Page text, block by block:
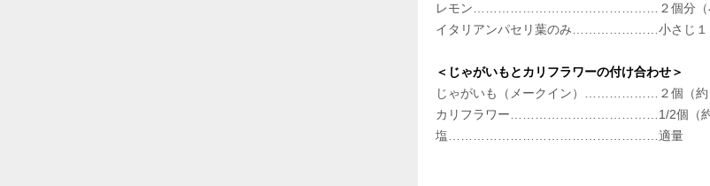
レモン………………………………………２個分（小さ
イタリアンパセリ葉のみ…………………小さじ１
＜じゃがいもとカリフラワーの付け合わせ＞
じゃがいも（メークイン）………………２個（約
カリフラワー………………………………1/2個（約２０
塩……………………………………………適量